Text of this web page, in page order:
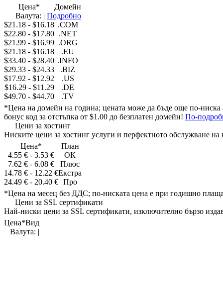
Цена*
Домейн
Валута: | Подробно
$21.18 - $16.18 .COM
$22.80 - $17.80 .NET
$21.99 - $16.99 .ORG
$21.18 - $16.18
.EU
$33.40 - $28.40 .INFO
$29.33 - $24.33
.BIZ
$17.92 - $12.92
.US
$16.29- $11.29
.DE
$49.70 - $44.70
.TV
*Цена на домейн на година; цената може да бъде още по-ниска
бонус код за отстъпка от $1.00 до безплатен домейн! По-
Цени за хостинг
Ниските цени за хостинг услуги и перфектното обслужване на
Цена*
План
4.55 € - 3.53 €
ОК
7.62 € - 6.08 €
Плюс
14.78 € - 12.22 €Екстра
24.49 € - 20.40 € Про
*Цена на месец без ДДС; по-ниската цена е при годишно
Цени за SSL сертификати
Най-ниски цени за SSL сертификати, изключително бързо
Цена*Вид
Валута: |